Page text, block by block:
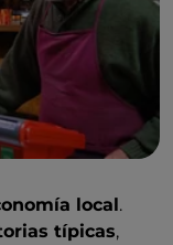
local.
típicas,